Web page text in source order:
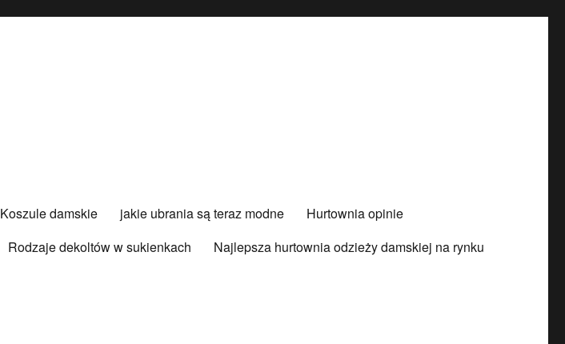
Koszule damskie jakie ubrania są teraz modne
Hurtownia opinie
Rodzaje dekoltów w sukienkach
Najlepsza hurtownia odzieży damskiej na rynku